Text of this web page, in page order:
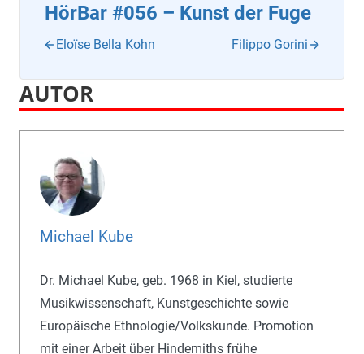
HörBar #056 – Kunst der Fuge
Eloïse Bella Kohn Filippo Gorini
AUTOR
Michael Kube
Dr. Michael Kube, geb. 1968 in Kiel, studierte
Musikwissenschaft, Kunstgeschichte sowie
Europäische Ethnologie/Volkskunde. Promotion
mit einer Arbeit über Hindemiths frühe